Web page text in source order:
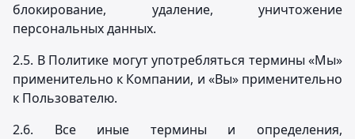
блокирование, удаление, уничтожение
персональных данных.
2.5. В Политике могут употребляться термины «Мы»
применительно к Компании, и «Вы» применительно
к Пользователю.
2.6. Все иные термины и определения,